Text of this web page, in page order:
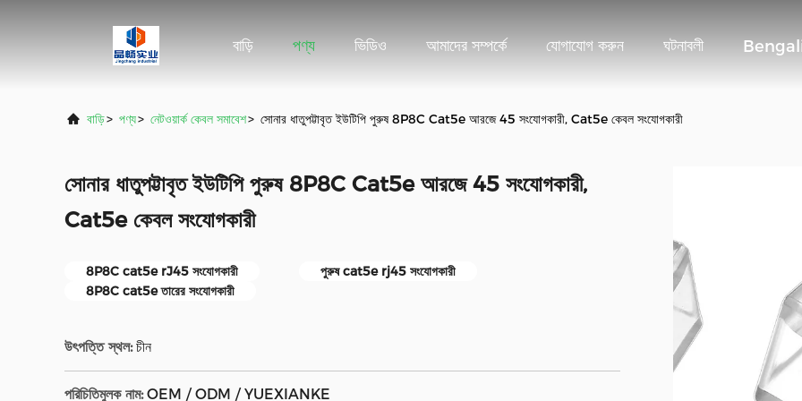
বাড়ি পণ্য ভিডিও আমাদের সম্পর্কে যোগাযোগ করুন ঘটনাবলী
বাড়ি> পণ্য> নেটওয়ার্ক কেবল সমাবেশ> সোনার ধাতুপট্টাবৃত ইউটিপি পুরুষ 8P8C Cat5e আরজে 45 সংযোগকারী, Cat5e কেবল সংযোগকারী
সোনার ধাতুপট্টাবৃত ইউটিপি পুরুষ 8P8C Cat5e আরজে 45 সংযোগকারী,
Cat5e কেবল সংযোগকারী
8P8C cat5e rJ45 সংযোগকারী
পুরুষ cat5e rj45 সংযোগকারী
8P8C cat5e তারের সংযোগকারী
উৎপত্তি স্থল: চীন
পরিচিতিমুলক নাম: OEM / ODM / YUEXIANKE